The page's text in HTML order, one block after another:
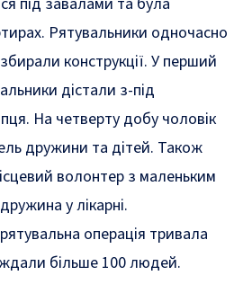
Рятувальники одночасно
конструкції. У перший
дістали з-під
На четверту добу чоловік
дружини та дітей. Також
волонтер з маленьким
у лікарні.
операція тривала
більше 100 людей.